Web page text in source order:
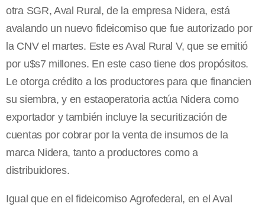
otra SGR, Aval Rural, de la empresa Nidera, está
avalando un nuevo fideicomiso que fue autorizado por
la CNV el martes. Este es Aval Rural V, que se emitió
por u$s7 millones. En este caso tiene dos propósitos.
Le otorga crédito a los productores para que financien
su siembra, y en estaoperatoria actúa Nidera como
exportador y también incluye la securitización de
cuentas por cobrar por la venta de insumos de la
marca Nidera, tanto a productores como a
distribuidores.
Igual que en el fideicomiso Agrofederal, en el Aval